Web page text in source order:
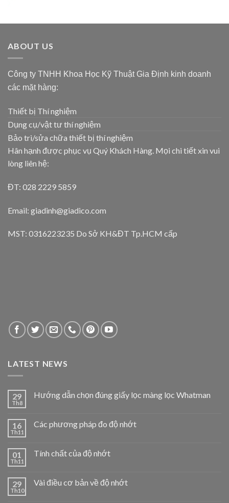
ABOUT US
Công ty TNHH Khoa Học Kỹ Thuật Gia Định kinh doanh
các mặt hàng:
Thiết bị Thí nghiệm
Dụng cụ/vật tư thí nghiệm
Bảo trì/sửa chữa thiết bị thí nghiệm
Hân hạnh được phục vụ Quý Khách Hàng. Mọi chi tiết xin vui
lòng liên hệ:
ĐT: 028 2229 5859
Email: giadinh@giadico.com
MST: 0316223235 Do Sở KH&ĐT Tp.HCM cấp
LATEST NEWS
29
Th8
Hướng dẫn chọn đúng giấy lọc màng lọc Whatman
16
Th11
Các phương pháp đo độ nhớt
01
Th11
Tính chất của độ nhớt
29
Th10
Vài điều cơ bản về độ nhớt